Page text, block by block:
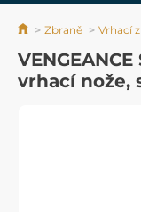
Zbraně Vrhací
vrhací nože,